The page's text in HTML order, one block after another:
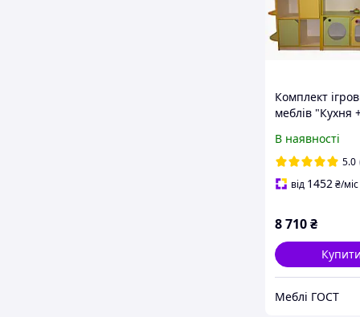
Комплект
меблів "Кухня
Тематична
ігрову зону для
дитячого садка
В наявності
5.0
від 1452₴/міс
8 710₴
Купити
Меблі ГОСТ